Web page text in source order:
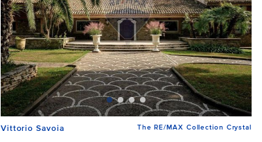
Vittorio Savoia The RE/MAX Collection Crystal